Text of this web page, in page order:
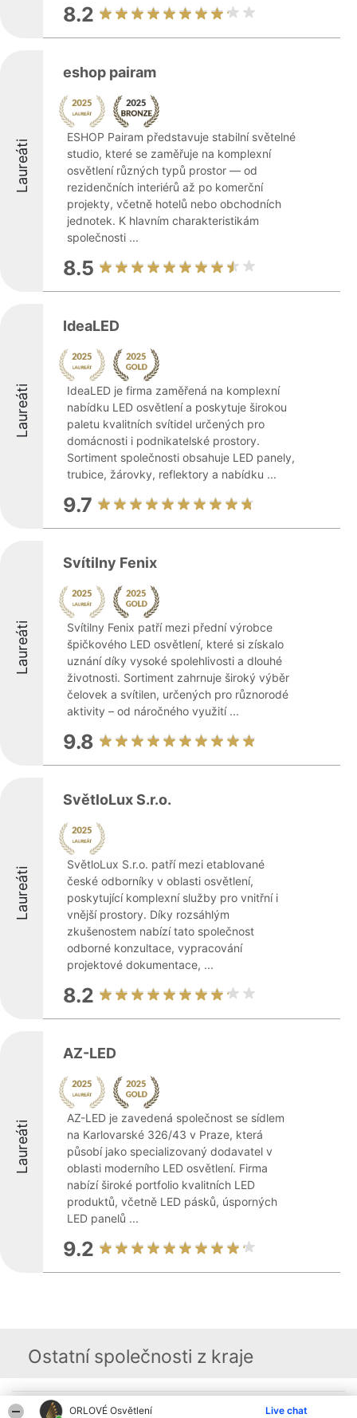
ORLOVÉ Osvětlení Live chat
8.2
Laureáti
eshop pairam
ESHOP Pairam představuje stabilní světelné
studio, které se zaměřuje na komplexní
osvětlení různých typů prostor — od
rezidenčních interiérů až po komerční
projekty, včetně hotelů nebo obchodních
jednotek. K hlavním charakteristikám
společnosti ...
8.5
Laureáti
IdeaLED
IdeaLED je firma zaměřená na komplexní
nabídku LED osvětlení a poskytuje širokou
paletu kvalitních svítidel určených pro
domácnosti i podnikatelské prostory.
Sortiment společnosti obsahuje LED panely,
trubice, žárovky, reflektory a nabídku ...
9.7
Laureáti
Svítilny Fenix
Svítilny Fenix patří mezi přední výrobce
špičkového LED osvětlení, které si získalo
uznání díky vysoké spolehlivosti a dlouhé
životnosti. Sortiment zahrnuje široký výběr
čelovek a svítilen, určených pro různorodé
aktivity – od náročného využití ...
9.8
Laureáti
SvětloLux S.r.o.
SvětloLux S.r.o. patří mezi etablované
české odborníky v oblasti osvětlení,
poskytující komplexní služby pro vnitřní i
vnější prostory. Díky rozsáhlým
zkušenostem nabízí tato společnost
odborné konzultace, vypracování
projektové dokumentace, ...
8.2
Laureáti
AZ-LED
AZ-LED je zavedená společnost se sídlem
na Karlovarské 326/43 v Praze, která
působí jako specializovaný dodavatel v
oblasti moderního LED osvětlení. Firma
nabízí široké portfolio kvalitních LED
produktů, včetně LED pásků, úsporných
LED panelů ...
9.2
Ostatní společnosti z kraje
Organizátor hlasování Plebiscyt Kontakt